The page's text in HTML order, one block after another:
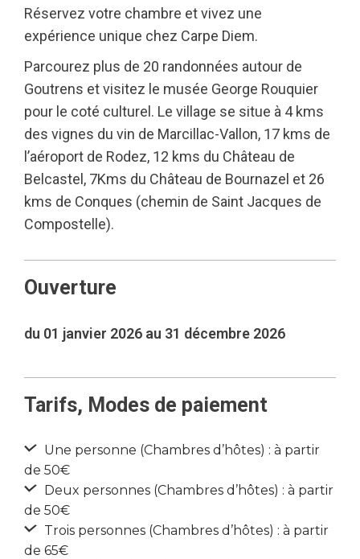
Réservez votre chambre et vivez une
expérience unique chez Carpe Diem.
Parcourez plus de 20 randonnées autour de
Goutrens et visitez le musée George Rouquier
pour le coté culturel. Le village se situe à 4 kms
des vignes du vin de Marcillac-Vallon, 17 kms de
l’aéroport de Rodez, 12 kms du Château de
Belcastel, 7Kms du Château de Bournazel et 26
kms de Conques (chemin de Saint Jacques de
Compostelle).
Ouverture
du 01 janvier 2026 au 31 décembre 2026
Tarifs, Modes de paiement
Une personne (Chambres d’hôtes) : à partir
de 50€
Deux personnes (Chambres d’hôtes) : à partir
de 50€
Trois personnes (Chambres d’hôtes) : à partir
de 65€